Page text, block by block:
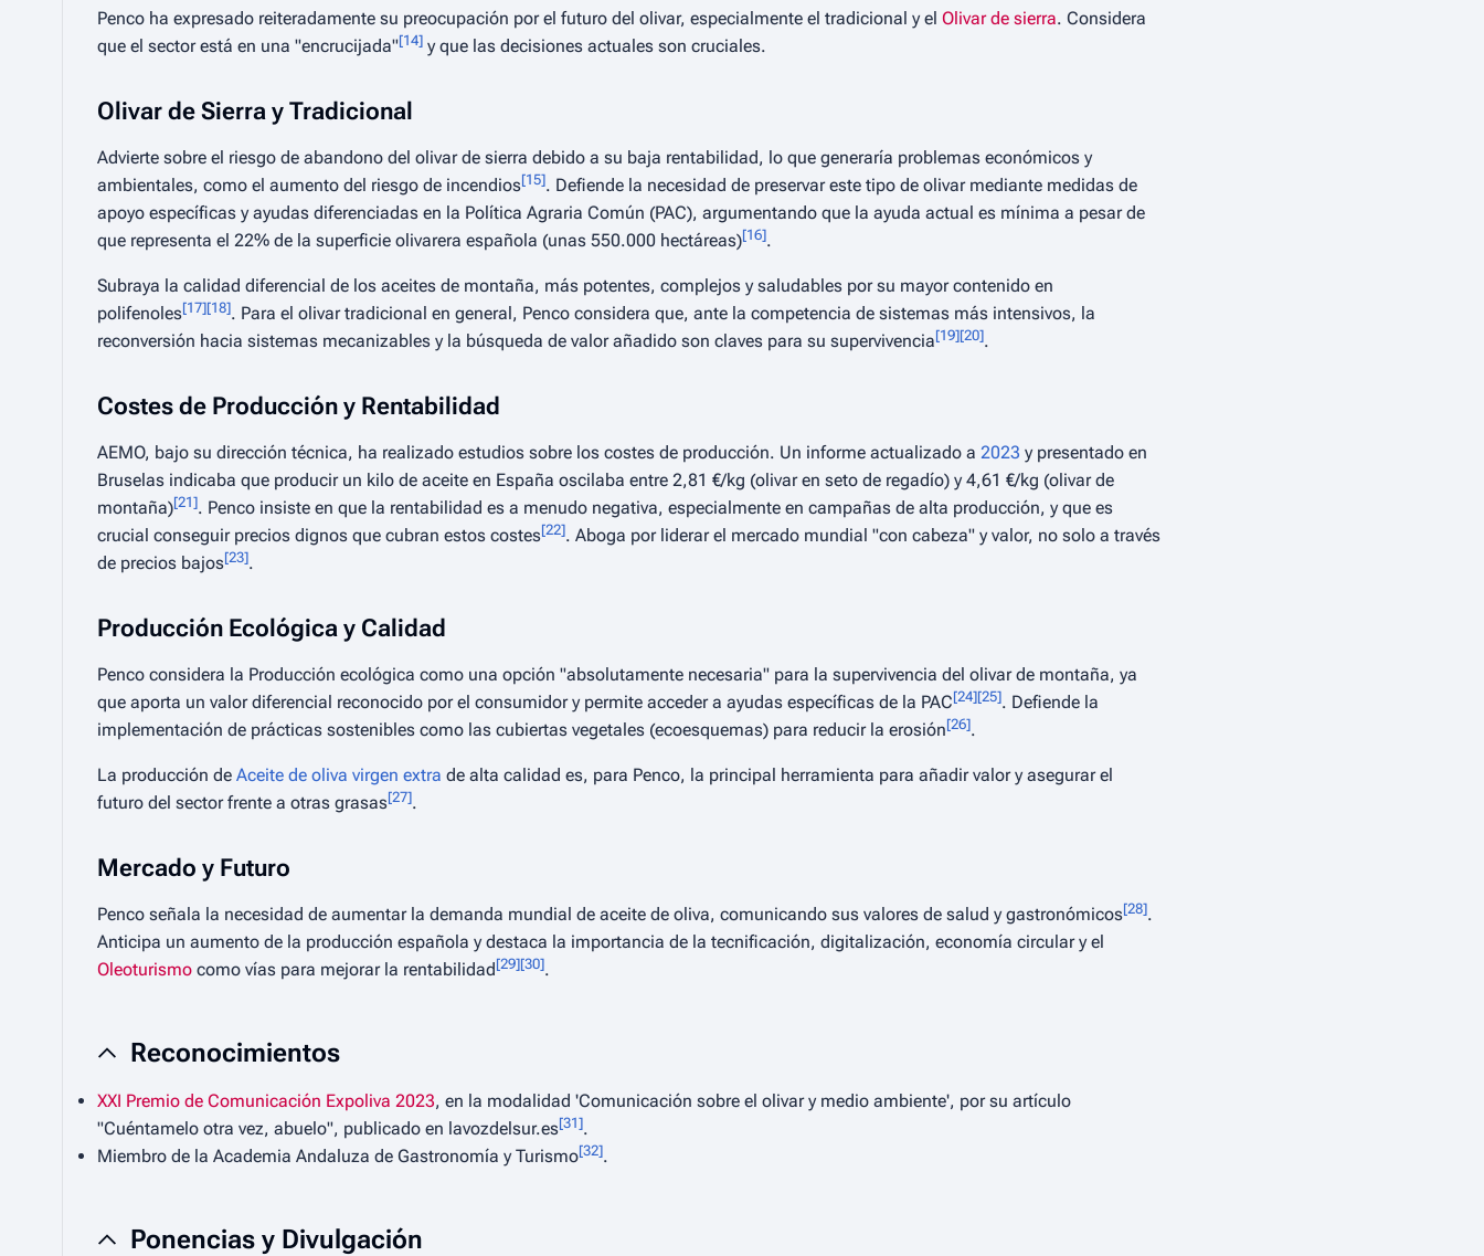
Penco ha expresado reiteradamente su preocupación por el futuro del olivar, especialmente el tradicional y el Olivar de sierra. Considera
que el sector está en una "encrucijada"[14] y que las decisiones actuales son cruciales.
Olivar de Sierra y Tradicional
Advierte sobre el riesgo de abandono del olivar de sierra debido a su baja rentabilidad, lo que generaría problemas económicos y
ambientales, como el aumento del riesgo de incendios[15]. Defiende la necesidad de preservar este tipo de olivar mediante medidas de
apoyo específicas y ayudas diferenciadas en la Política Agraria Común (PAC), argumentando que la ayuda actual es mínima a pesar de
que representa el 22% de la superficie olivarera española (unas 550.000 hectáreas)[16].
Subraya la calidad diferencial de los aceites de montaña, más potentes, complejos y saludables por su mayor contenido en
polifenoles[17][18]. Para el olivar tradicional en general, Penco considera que, ante la competencia de sistemas más intensivos, la
reconversión hacia sistemas mecanizables y la búsqueda de valor añadido son claves para su supervivencia[19][20].
Costes de Producción y Rentabilidad
AEMO, bajo su dirección técnica, ha realizado estudios sobre los costes de producción. Un informe actualizado a 2023 y presentado en
Bruselas indicaba que producir un kilo de aceite en España oscilaba entre 2,81 €/kg (olivar en seto de regadío) y 4,61 €/kg (olivar de
montaña)[21]. Penco insiste en que la rentabilidad es a menudo negativa, especialmente en campañas de alta producción, y que es
crucial conseguir precios dignos que cubran estos costes[22]. Aboga por liderar el mercado mundial "con cabeza" y valor, no solo a través
de precios bajos[23].
Producción Ecológica y Calidad
Penco considera la Producción ecológica como una opción "absolutamente necesaria" para la supervivencia del olivar de montaña, ya
que aporta un valor diferencial reconocido por el consumidor y permite acceder a ayudas específicas de la PAC[24][25]. Defiende la
implementación de prácticas sostenibles como las cubiertas vegetales (ecoesquemas) para reducir la erosión[26].
La producción de Aceite de oliva virgen extra de alta calidad es, para Penco, la principal herramienta para añadir valor y asegurar el
futuro del sector frente a otras grasas[27].
Mercado y Futuro
Penco señala la necesidad de aumentar la demanda mundial de aceite de oliva, comunicando sus valores de salud y gastronómicos[28].
Anticipa un aumento de la producción española y destaca la importancia de la tecnificación, digitalización, economía circular y el
Oleoturismo como vías para mejorar la rentabilidad[29][30].
Reconocimientos
XXI Premio de Comunicación Expoliva 2023, en la modalidad 'Comunicación sobre el olivar y medio ambiente', por su artículo
"Cuéntamelo otra vez, abuelo", publicado en lavozdelsur.es[31].
Miembro de la Academia Andaluza de Gastronomía y Turismo[32].
Ponencias y Divulgación